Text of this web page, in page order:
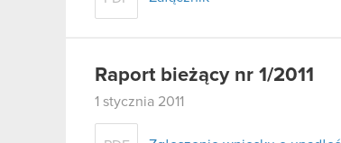
Raport bieżący nr 1/2011
1 stycznia 2011